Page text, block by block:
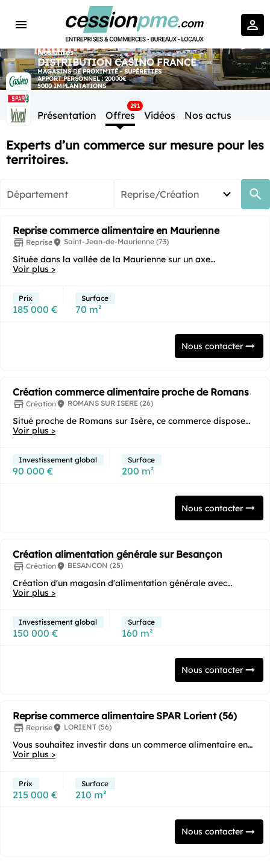
Nos offres
DISTRIBUTION CASINO FRANCE
MAGASINS DE PROXIMITÉ - SUPÉRETTES
APPORT PERSONNEL : 20000€
5000 IMPLANTATIONS
Présentation Offres
291
Vidéos Nos actus
Experts d’un commerce sur mesure pour les
territoires.
Département Reprise/Création
Reprise commerce alimentaire en Maurienne
Reprise Saint-Jean-de-Maurienne (73)
Située dans la vallée de la Maurienne sur un axe
commerçant et face à la Mairie, cette épicerie...
Voir plus >
Prix
185 000 €
Surface
70 m²
Nous contacter
Création commerce alimentaire proche de Romans
Création ROMANS SUR ISERE (26)
Situé proche de Romans sur Isère, ce commerce dispose
d'une surface de vente de 100 m2 ainsi que...
Voir plus >
Investissement global
90 000 €
Surface
200 m²
Nous contacter
Création alimentation générale sur Besançon
Création BESANCON (25)
Création d'un magasin d'alimentation générale avec
possibilité de développer la sandwicherie dans un...
Voir plus >
Investissement global
150 000 €
Surface
160 m²
Nous contacter
Reprise commerce alimentaire SPAR Lorient (56)
Reprise LORIENT (56)
Vous souhaitez investir dans un commerce alimentaire en
franchise clé en main sous enseigne ? Cette...
Voir plus >
Prix
215 000 €
Surface
210 m²
Nous contacter